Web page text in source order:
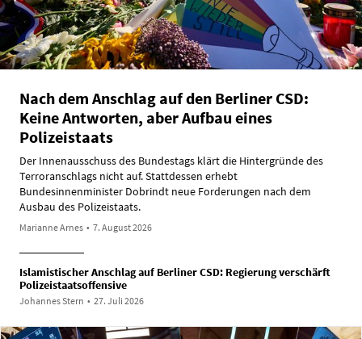
Nach dem Anschlag auf den Berliner CSD:
Keine Antworten, aber Aufbau eines
Polizeistaats
Der Innenausschuss des Bundestags klärt die Hintergründe des
Terroranschlags nicht auf. Stattdessen erhebt
Bundesinnenminister Dobrindt neue Forderungen nach dem
Ausbau des Polizeistaats.
Marianne Arnes • 7. August 2026
Islamistischer Anschlag auf Berliner CSD: Regierung verschärft
Polizeistaatsoffensive
Johannes Stern • 27. Juli 2026